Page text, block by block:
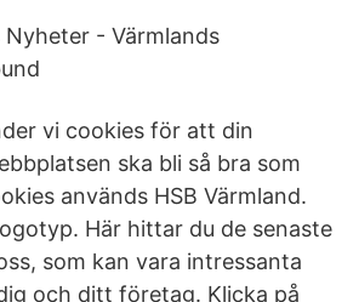
- Värmlands
vi cookies för att din
ska bli så bra som
används HSB Värmland.
Här hittar du de senaste
som kan vara intressanta
och ditt företag. Klicka på